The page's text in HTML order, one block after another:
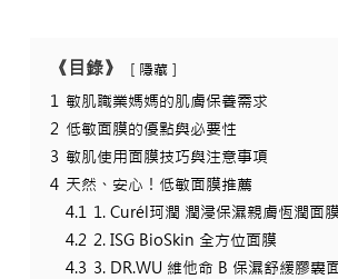
《目錄》 隱藏
1 敏肌職業媽媽的肌膚保養需求
2 低敏面膜的優點與必要性
3 敏肌使用面膜技巧與注意事項
4 天然、安心！低敏面膜推薦
4.1 1. Curél珂潤 潤浸保濕親膚恆潤面膜
4.2 2. ISG BioSkin 全方位面膜
4.3 3. DR.WU 維他命 B 保濕舒緩膠囊